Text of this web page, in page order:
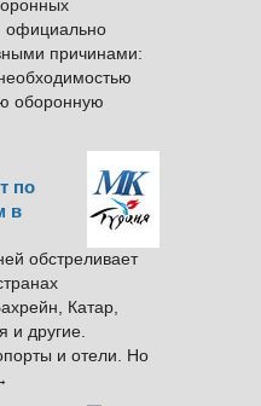
официально
причинами:
оборонную
по
в
обстреливает
Катар,
и другие.
и отели. Но